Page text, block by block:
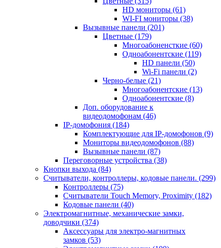
HD мониторы (61)
WI-FI мониторы (38)
Вызывные панели (201)
Цветные (179)
Многоабоненсткие (60)
Одноабонентские (119)
HD панели (50)
Wi-Fi панели (2)
Черно-белые (21)
Многоабонентские (13)
Одноабонентские (8)
Доп. оборудование к
видеодомофонам (46)
IP-домофония (184)
Комплектующие для IP-домофонов (9)
Мониторы видеодомофонов (88)
Вызывные панели (87)
Переговорные устройства (38)
Кнопки выхода (84)
Считыватели, контроллеры, кодовые панели. (299)
Контроллеры (75)
Считыватели Touch Memory, Proximity (182)
Кодовые панели (40)
Электромагнитные, механические замки,
доводчики (374)
Аксессуары для электро-магнитных
замков (53)